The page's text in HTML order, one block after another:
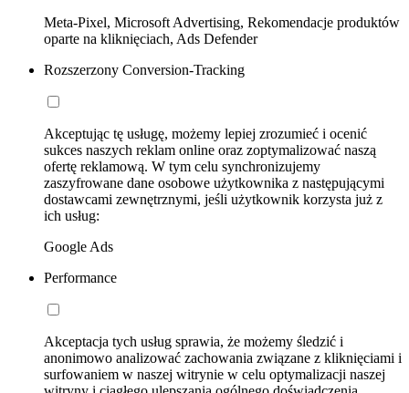
Meta-Pixel, Microsoft Advertising, Rekomendacje produktów
oparte na kliknięciach, Ads Defender
Rozszerzony Conversion-Tracking
Akceptując tę usługę, możemy lepiej zrozumieć i ocenić
sukces naszych reklam online oraz zoptymalizować naszą
ofertę reklamową. W tym celu synchronizujemy
zaszyfrowane dane osobowe użytkownika z następującymi
dostawcami zewnętrznymi, jeśli użytkownik korzysta już z
ich usług:
Google Ads
Performance
Akceptacja tych usług sprawia, że możemy śledzić i
anonimowo analizować zachowania związane z kliknięciami i
surfowaniem w naszej witrynie w celu optymalizacji naszej